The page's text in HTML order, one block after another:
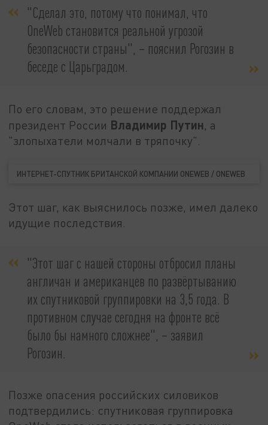
"Сделал это, потому что понимал, что
OneWeb становится реальной угрозой
безопасности страны", – пояснил Рогозин в
беседе с Царьградом.
По его словам, это решение поддержал
президент России Владимир Путин, а
"злопыхатели молчали в тряпочку".
ИНТЕРНЕТ-СПУТНИК БРИТАНСКОЙ КОМПАНИИ ONEWEB / ONEWEB
Этот шаг, как выяснилось позже, имел далеко
идущие последствия.
"Этот шаг с нашей стороны отбросил планы
англичан и американцев по развёртыванию
их спутниковой группировки на 3,5 года. В
противном случае сегодня на фронте всё
было бы намного сложнее", – заявил
Рогозин.
Позже опасения российских силовиков
подтвердились: спутниковая группировка